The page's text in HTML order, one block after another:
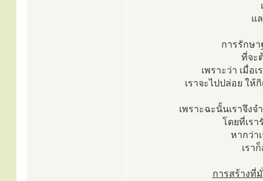
แ
การรักษา
ที่จะ
เพราะว่า เมื่อ
เราจะไปปล่อย ให้
เพราะฉะนั้นเราจึง
โดยที่เร
หากว่า
เรา
การสร้างที่